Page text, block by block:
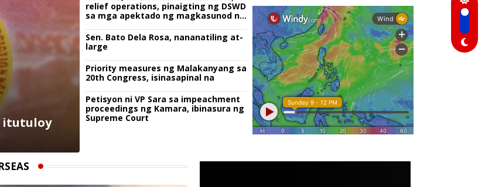
itutuloy
relief operations, pinaigting ng DSWD
sa mga apektado ng magkasunod na
Sen. Bato Dela Rosa, nananatiling at-
large
Priority measures ng Malakanyang sa
20th Congress, isinasapinal na
Petisyon ni VP Sara sa impeachment
proceedings ng Kamara, ibinasura ng
Supreme Court